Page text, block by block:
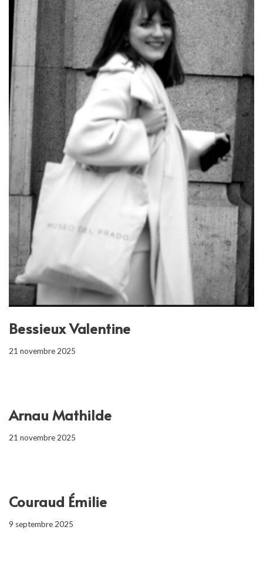
Bessieux Valentine
21 novembre 2025
Arnau Mathilde
21 novembre 2025
Couraud Émilie
9 septembre 2025